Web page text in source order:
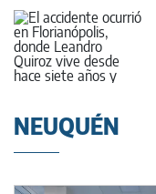
NEUQUÉN